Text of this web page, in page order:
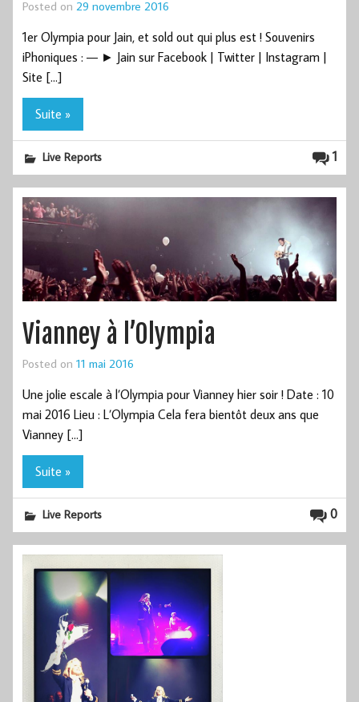
Posted on 29 novembre 2016
1er Olympia pour Jain, et sold out qui plus est ! Souvenirs
iPhoniques : — ► Jain sur Facebook | Twitter | Instagram |
Site […]
Suite »
1
Live Reports
Vianney à l’Olympia
Posted on 11 mai 2016
Une jolie escale à l’Olympia pour Vianney hier soir ! Date : 10
mai 2016 Lieu : L’Olympia Cela fera bientôt deux ans que
Vianney […]
Suite »
0
Live Reports